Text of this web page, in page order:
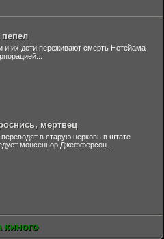
и их дети переживают смерть Нетейама
мертвец
в старую церковь в штате
монсеньор Джефферсон...